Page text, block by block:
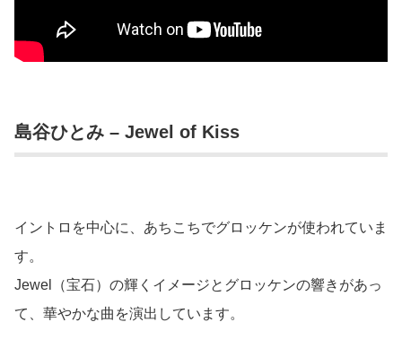
島谷ひとみ – Jewel of Kiss
イントロを中心に、あちこちでグロッケンが使われていま
す。
Jewel（宝石）の輝くイメージとグロッケンの響きがあっ
て、華やかな曲を演出しています。